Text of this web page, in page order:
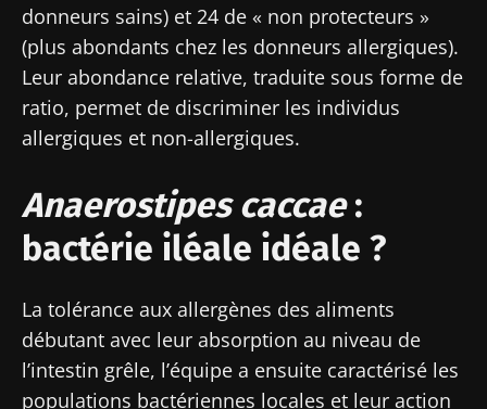
donneurs sains) et 24 de « non protecteurs »
(plus abondants chez les donneurs allergiques).
Leur abondance relative, traduite sous forme de
ratio, permet de discriminer les individus
allergiques et non-allergiques.
Anaerostipes caccae:
bactérie iléale idéale ?
La tolérance aux allergènes des aliments
débutant avec leur absorption au niveau de
l’intestin grêle, l’équipe a ensuite caractérisé les
populations bactériennes locales et leur action
Ne partez pas si vite !
Rejoignez la communauté Microbiota des
professionnels de santé et des chercheurs et